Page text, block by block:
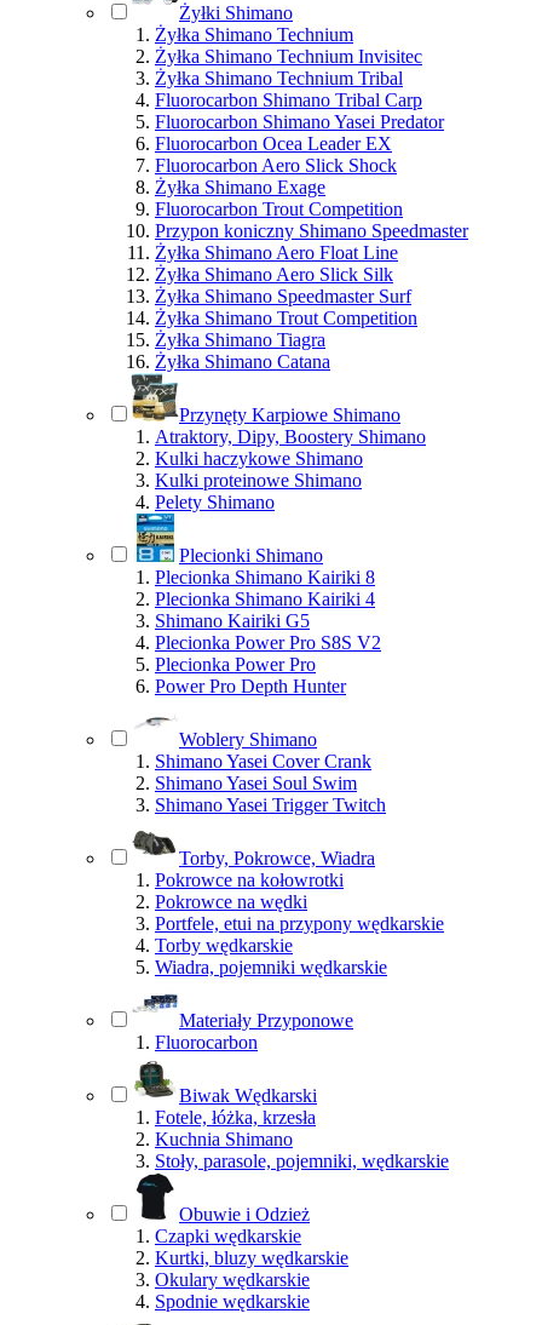
Żyłki Shimano
Żyłka Shimano Technium
Żyłka Shimano Technium Invisitec
Żyłka Shimano Technium Tribal
Fluorocarbon Shimano Tribal Carp
Fluorocarbon Shimano Yasei Predator
Fluorocarbon Ocea Leader EX
Fluorocarbon Aero Slick Shock
Żyłka Shimano Exage
Fluorocarbon Trout Competition
Przypon koniczny Shimano Speedmaster
Żyłka Shimano Aero Float Line
Żyłka Shimano Aero Slick Silk
Żyłka Shimano Speedmaster Surf
Żyłka Shimano Trout Competition
Żyłka Shimano Tiagra
Żyłka Shimano Catana
Przynęty Karpiowe Shimano
Atraktory, Dipy, Boostery Shimano
Kulki haczykowe Shimano
Kulki proteinowe Shimano
Pelety Shimano
Plecionki Shimano
Plecionka Shimano Kairiki 8
Plecionka Shimano Kairiki 4
Shimano Kairiki G5
Plecionka Power Pro S8S V2
Plecionka Power Pro
Power Pro Depth Hunter
Woblery Shimano
Shimano Yasei Cover Crank
Shimano Yasei Soul Swim
Shimano Yasei Trigger Twitch
Torby, Pokrowce, Wiadra
Pokrowce na kołowrotki
Pokrowce na wędki
Portfele, etui na przypony wędkarskie
Torby wędkarskie
Wiadra, pojemniki wędkarskie
Materiały Przyponowe
Fluorocarbon
Biwak Wędkarski
Fotele, łóżka, krzesła
Kuchnia Shimano
Stoły, parasole, pojemniki, wędkarskie
Obuwie i Odzież
Czapki wędkarskie
Kurtki, bluzy wędkarskie
Okulary wędkarskie
Spodnie wędkarskie